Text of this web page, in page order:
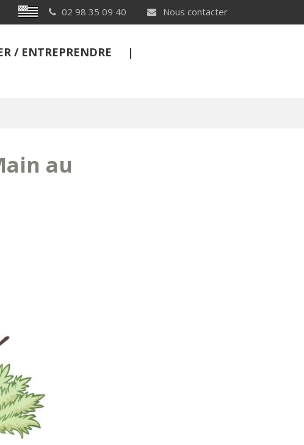
Breton 02 98 35 09 40 Nous contacter
/ ENTREPRENDRE
au